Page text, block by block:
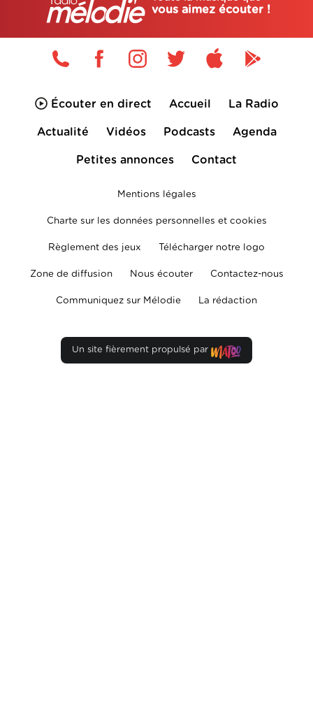
vous aimez écouter !
Écouter en direct Accueil La Radio
Actualité Vidéos Podcasts Agenda
Petites annonces Contact
Mentions légales
Charte sur les données personnelles et cookies
Règlement des jeux Télécharger notre logo
Zone de diffusion Nous écouter Contactez-nous
Communiquez sur Mélodie La rédaction
Un site fièrement propulsé par